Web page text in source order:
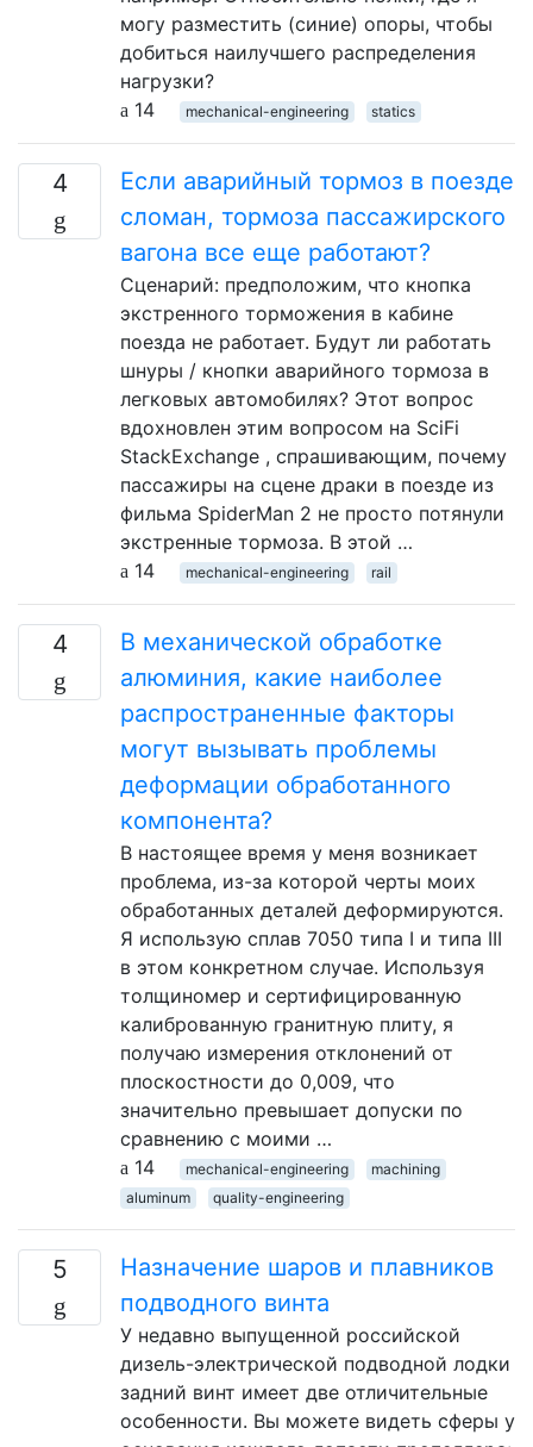
могу разместить (синие) опоры, чтобы
добиться наилучшего распределения
нагрузки?
14
mechanical-engineering statics
4
Если аварийный тормоз в поезде
сломан, тормоза пассажирского
вагона все еще работают?
Сценарий: предположим, что кнопка
экстренного торможения в кабине
поезда не работает. Будут ли работать
шнуры / кнопки аварийного тормоза в
легковых автомобилях? Этот вопрос
вдохновлен этим вопросом на SciFi
StackExchange , спрашивающим, почему
пассажиры на сцене драки в поезде из
фильма SpiderMan 2 не просто потянули
экстренные тормоза. В этой …
14
mechanical-engineering rail
4
В механической обработке
алюминия, какие наиболее
распространенные факторы
могут вызывать проблемы
деформации обработанного
компонента?
В настоящее время у меня возникает
проблема, из-за которой черты моих
обработанных деталей деформируются.
Я использую сплав 7050 типа I и типа III
в этом конкретном случае. Используя
толщиномер и сертифицированную
калиброванную гранитную плиту, я
получаю измерения отклонений от
плоскостности до 0,009, что
значительно превышает допуски по
сравнению с моими …
14
mechanical-engineering
machining
aluminum
quality-engineering
5
Назначение шаров и плавников
подводного винта
У недавно выпущенной российской
дизель-электрической подводной лодки
задний винт имеет две отличительные
особенности. Вы можете видеть сферы у